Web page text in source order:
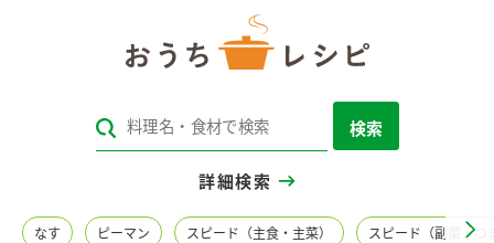
レシピカテゴリ一覧
検索
詳細検索
なす ピーマン スピード（主食・主菜） スピード（副菜・つ